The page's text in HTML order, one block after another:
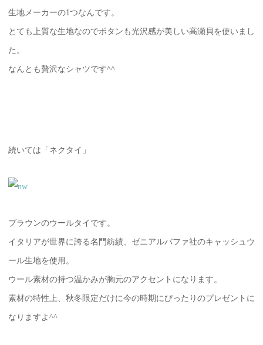
生地メーカーの1つなんです。
とても上質な生地なのでボタンも光沢感が美しい高瀬貝を使いまし
た。
なんとも贅沢なシャツです^^
続いては「ネクタイ」
ブラウンのウールタイです。
イタリアが世界に誇る名門紡績、ゼニアルバファ社のキャッシュウ
ール生地を使用。
ウール素材の持つ温かみが胸元のアクセントになります。
素材の特性上、秋冬限定だけに今の時期にぴったりのプレゼントに
なりますよ^^